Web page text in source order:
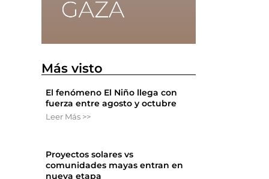
Más visto
El fenómeno El Niño llega con
fuerza entre agosto y octubre
Leer Más >>
Proyectos solares vs
comunidades mayas entran en
nueva etapa